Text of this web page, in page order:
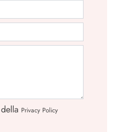
Privacy Policy